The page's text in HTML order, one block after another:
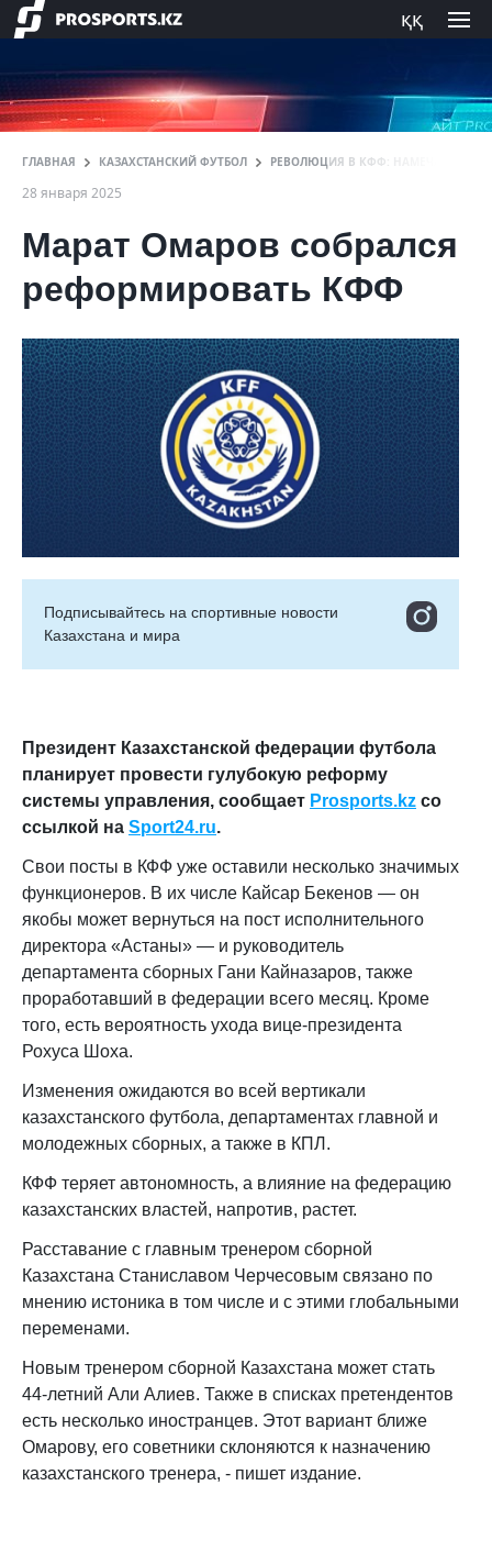
ққ
ГЛАВНАЯ КАЗАХСТАНСКИЙ ФУТБОЛ РЕВОЛЮЦИЯ В КФФ: НАМЕЧАЕТСЯ
28 января 2025
Марат Омаров собрался
реформировать КФФ
Подписывайтесь на cпортивные новости
Казахстана и мира
Президент Казахстанской федерации футбола
планирует провести гулубокую реформу
системы управления, сообщает Prosports.kz со
ссылкой на Sport24.ru.
Свои посты в КФФ уже оставили несколько значимых
функционеров. В их числе Кайсар Бекенов — он
якобы может вернуться на пост исполнительного
директора «Астаны» — и руководитель
департамента сборных Гани Кайназаров, также
проработавший в федерации всего месяц. Кроме
того, есть вероятность ухода вице-президента
Рохуса Шоха.
Изменения ожидаются во всей вертикали
казахстанского футбола, департаментах главной и
молодежных сборных, а также в КПЛ.
КФФ теряет автономность, а влияние на федерацию
казахстанских властей, напротив, растет.
Расставание с главным тренером сборной
Казахстана Станиславом Черчесовым связано по
мнению истоника в том числе и с этими глобальными
переменами.
Новым тренером сборной Казахстана может стать
44-летний Али Алиев. Также в списках претендентов
есть несколько иностранцев. Этот вариант ближе
Омарову, его советники склоняются к назначению
казахстанского тренера, - пишет издание.